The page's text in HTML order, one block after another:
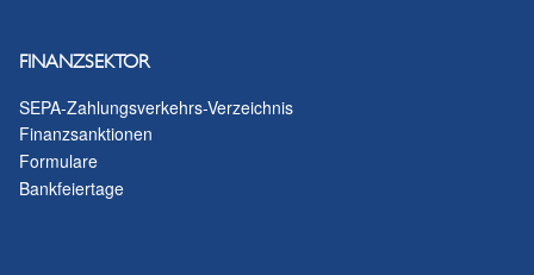
FINANZSEKTOR
SEPA-Zahlungsverkehrs-Verzeichnis
Finanzsanktionen
Formulare
Bankfeiertage